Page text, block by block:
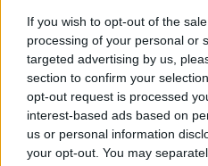
If you wish to opt-out of the
processing of your personal or
targeted advertising by us,
section to confirm your
opt-out request is processed
interest-based ads based on
us or personal information
your opt-out. You may
opciones más seguras y
la carretera".
Responder